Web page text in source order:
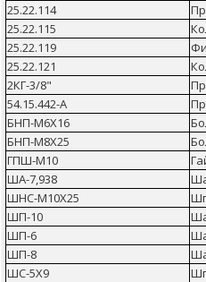
25.22.114
25.22.115
25.22.119
25.22.121
2КГ-3/8"
54.15.442-А
БНП-М6Х16
БНП-М8Х25
ГПШ-М10
ША-7,938
ШНС-М10Х25
ШП-10
ШП-6
ШП-8
ШС-5Х9